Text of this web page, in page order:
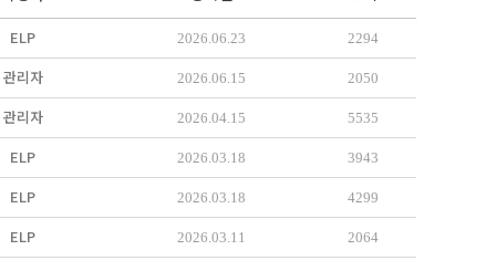
ELP 2026.06.23 2294
관리자 2026.06.15 2050
관리자 2026.04.15 5535
ELP 2026.03.18 3943
ELP 2026.03.18 4299
ELP 2026.03.11 2064